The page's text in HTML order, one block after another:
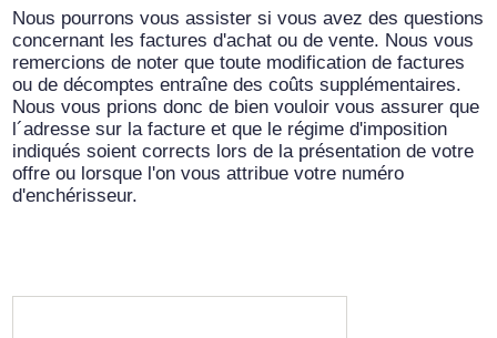
Nous pourrons vous assister si vous avez des questions
concernant les factures d'achat ou de vente. Nous vous
remercions de noter que toute modification de factures
ou de décomptes entraîne des coûts supplémentaires.
Nous vous prions donc de bien vouloir vous assurer que
l´adresse sur la facture et que le régime d'imposition
indiqués soient corrects lors de la présentation de votre
offre ou lorsque l'on vous attribue votre numéro
d'enchérisseur.